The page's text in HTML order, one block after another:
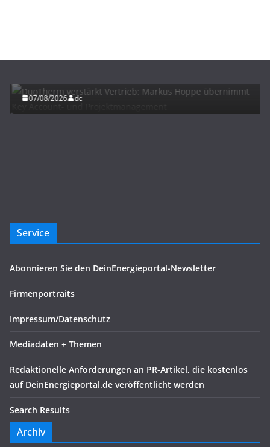
07/08/2026 dc
Service
Abonnieren Sie den DeinEnergieportal-Newsletter
Firmenportraits
Impressum/Datenschutz
Mediadaten + Themen
Redaktionelle Anforderungen an PR-Artikel, die kostenlos
auf DeinEnergieportal.de veröffentlicht werden
Search Results
Archiv